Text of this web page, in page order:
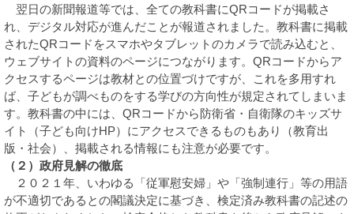
翌日の新聞報道等では、全ての教科書にQRコードが掲載さ
れ、デジタル対応が進んだことが報道されました。教科書に掲載
されたQRコードをスマホやタブレットのカメラで読み込むと、
ウェブサイトの資料のページにつながります。QRコードからア
クセスするページは教材との位置づけですが、これを多用すれ
ば、子どもが調べものをする学びの方向性が規定されてしまいま
す。教科書の中には、QRコードから防衛省・自衛隊のキッズサ
イト（子ども向けHP）にアクセスできるものもあり（教育出
版・社会）、掲載される情報にも注意が必要です。
（２）政府見解の徹底
２０２１年、いわゆる「従軍慰安婦」や「強制連行」等の用語
が不適切であるとの閣議決定に基づき、検定済み教科書の記述の